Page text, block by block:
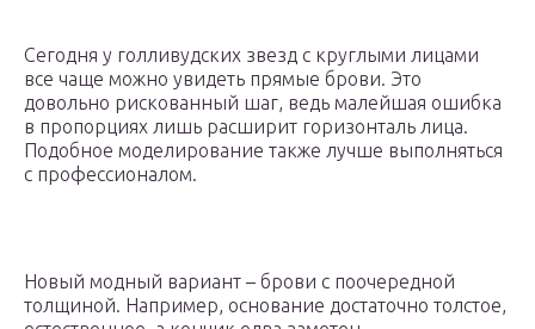
Сегодня у голливудских звезд с круглыми лицами
все чаще можно увидеть прямые брови. Это
довольно рискованный шаг, ведь малейшая ошибка
в пропорциях лишь расширит горизонталь лица.
Подобное моделирование также лучше выполняться
с профессионалом.
Новый модный вариант – брови с поочередной
толщиной. Например, основание достаточно толстое,